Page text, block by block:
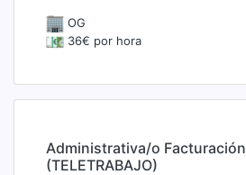
OG
36€ por hora
Administrativa/o Facturación
(TELETRABAJO)